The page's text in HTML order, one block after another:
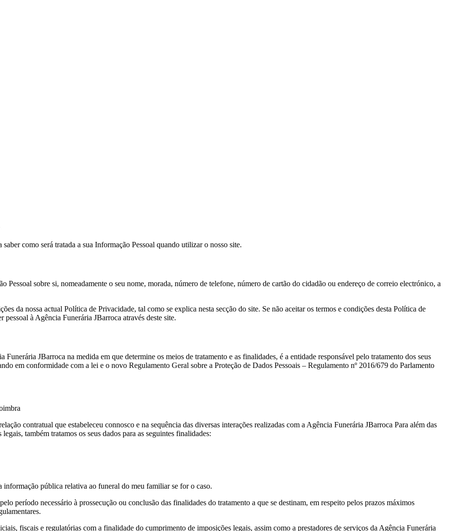
como será tratada a sua Informação Pessoal quando utilizar o nosso site.
Pessoal sobre si, nomeadamente o seu nome, morada, número de telefone, número de cartão do cidadão ou endereço de correio electrónico, a
da nossa actual Política de Privacidade, tal como se explica nesta secção do site. Se não aceitar os termos e condições desta Política de
à Agência Funerária JBarroca através deste site.
JBarroca na medida em que determine os meios de tratamento e as finalidades, é a entidade responsável pelo tratamento dos seus
em conformidade com a lei e o novo Regulamento Geral sobre a Proteção de Dados Pessoais – Regulamento nº 2016/679 do Parlamento
contratual que estabeleceu connosco e na sequência das diversas interações realizadas com a Agência Funerária JBarroca Para além das
também tratamos os seus dados para as seguintes finalidades:
pública relativa ao funeral do meu familiar se for o caso.
período necessário à prossecução ou conclusão das finalidades do tratamento a que se destinam, em respeito pelos prazos máximos
fiscais e regulatórias com a finalidade do cumprimento de imposições legais, assim como a prestadores de serviços da Agência Funerária